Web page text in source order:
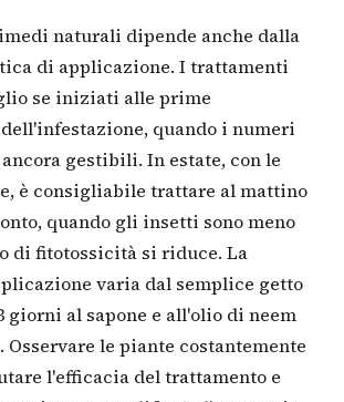
naturali dipende anche dalla
di applicazione. I trattamenti
se iniziati alle prime
quando i numeri
gestibili. In estate, con le
è consigliabile trattare al mattino
quando gli insetti sono meno
di fitotossicità si riduce. La
varia dal semplice getto
giorni al sapone e all'olio di neem
Osservare le piante costantemente
l'efficacia del trattamento e